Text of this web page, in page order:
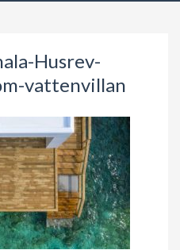
Husrev-
vattenvillan